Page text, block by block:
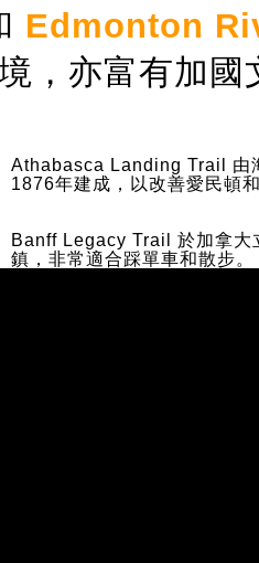
Edmonton
，亦富有加
Athabasca Landing Trail 由
1876年建成，以改善愛民頓
Banff Legacy Trail 於加拿
鎮，非常適合踩單車和散步。